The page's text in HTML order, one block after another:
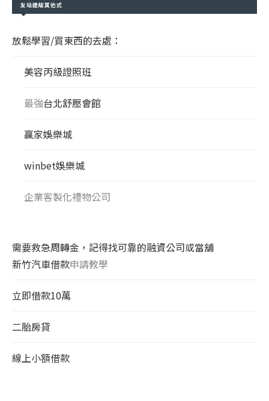
友站連結其他式
放鬆學習/買東西的去處：
美容丙級證照班
最強台北舒壓會館
贏家娛樂城
winbet娛樂城
企業客製化禮物公司
需要救急周轉金，記得找可靠的融資公司或當舖
新竹汽車借款申請教學
立即借款10萬
二胎房貸
線上小額借款